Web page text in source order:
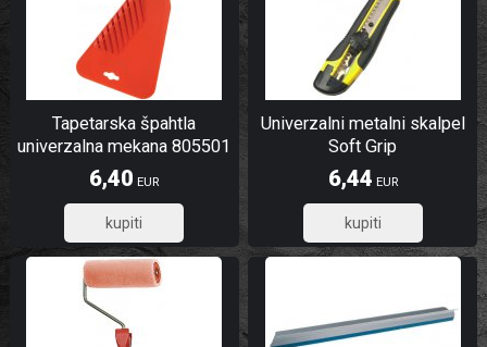
Tapetarska špahtla
univerzalna mekana 805501
6,40 EUR
5,12
Univerzalni metalni skalpel
Soft Grip
6,44 EUR
5,15